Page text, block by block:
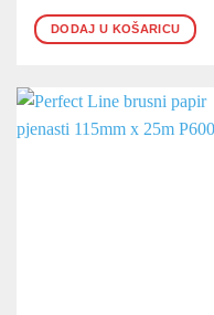
DODAJ U KOŠARICU